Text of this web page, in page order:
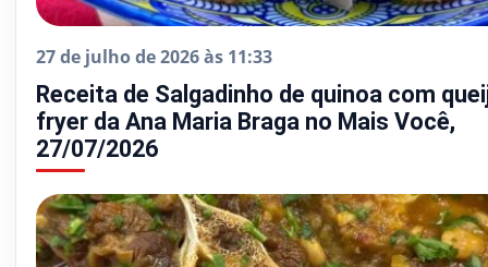
27 de julho de 2026 às 11:33
Receita de Salgadinho de quinoa com
fryer da Ana Maria Braga no Mais Você,
27/07/2026